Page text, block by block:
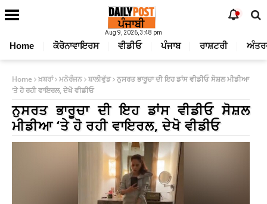
Aug 9, 2026, 3:48 pm
Home ਕੋਰੋਨਾਵਾਇਰਸ ਵੀਡੀਓ ਪੰਜਾਬ ਰਾਸ਼ਟਰੀ
Home ਖ਼ਬਰਾਂ ਮਨੋਰੰਜਨ ਬਾਲੀਵੁੱਡ ਨੁਸਰਤ ਭਾਰੂਚਾ ਦੀ ਇਹ ਡਾਂਸ ਵੀਡੀਓ ਸੋਸ਼ਲ ਮੀਡੀਆ
‘ਤੇ ਹੋ ਰਹੀ ਵਾਇਰਲ, ਦੇਖੋ ਵੀਡੀਓ
ਨੁਸਰਤ ਭਾਰੂਚਾ ਦੀ ਇਹ ਡਾਂਸ ਵੀਡੀਓ ਸੋਸ਼ਲ
ਮੀਡੀਆ ‘ਤੇ ਹੋ ਰਹੀ ਵਾਇਰਲ, ਦੇਖੋ ਵੀਡੀਓ